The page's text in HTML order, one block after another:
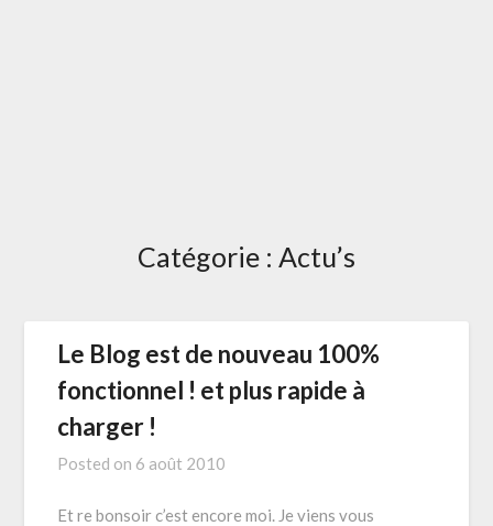
Catégorie : Actu’s
Le Blog est de nouveau 100%
fonctionnel ! et plus rapide à
charger !
Posted on 6 août 2010
Et re bonsoir c’est encore moi. Je viens vous